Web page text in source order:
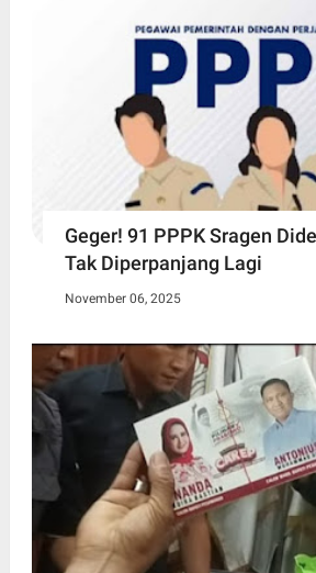
Geger! 91 PPPK Sragen
Tak Diperpanjang Lagi
November 06, 2025